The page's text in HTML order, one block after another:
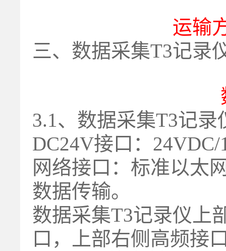
运输
三、数据采集T3记录
3.1、数据采集T3记录
DC24V接口：
网络接口：标准以太
数据传输。
数据采集T3记录仪上
口，上部右侧高频接